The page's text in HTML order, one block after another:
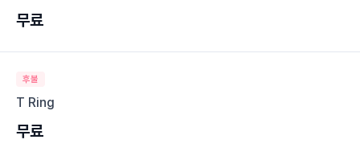
무료
후불
T Ring
무료